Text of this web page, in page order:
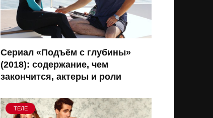
Сериал «Подъём с глубины»
(2018): содержание, чем
закончится, актеры и роли
ТЕЛЕ